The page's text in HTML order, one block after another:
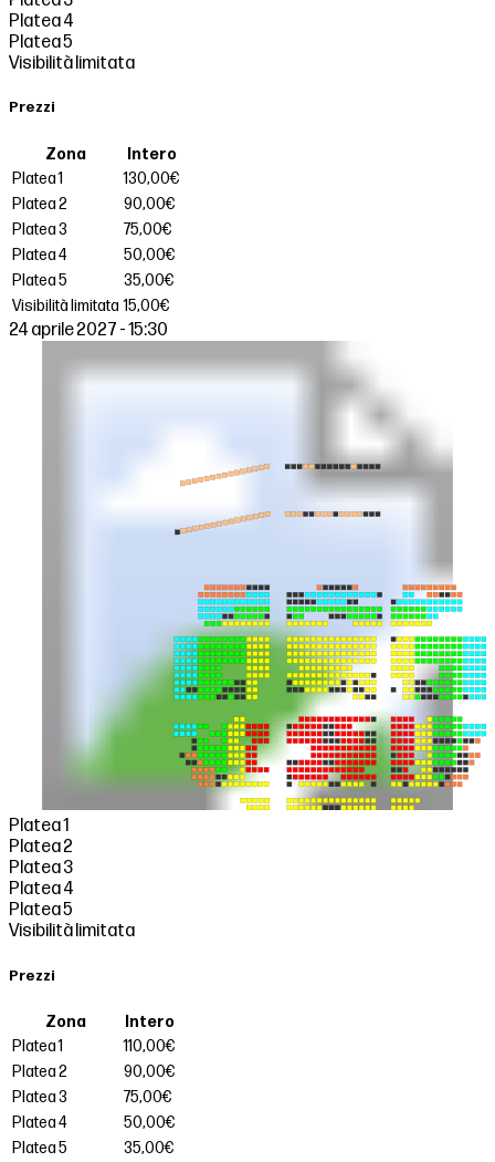
Platea 4
Platea 5
Visibilità limitata
Prezzi
Zona
Intero
Platea 1
130,00€
Platea 2
90,00€
Platea 3
75,00€
Platea 4
50,00€
Platea 5
35,00€
Visibilità limitata 15,00€
24 aprile 2027 - 15:30
Platea 1
Platea 2
Platea 3
Platea 4
Platea 5
Visibilità limitata
Prezzi
Zona
Intero
Platea 1
110,00€
Platea 2
90,00€
Platea 3
75,00€
Platea 4
50,00€
Platea 5
35,00€